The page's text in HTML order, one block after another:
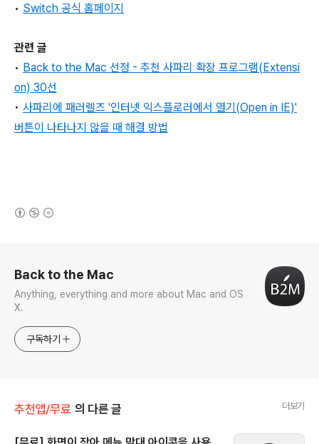
• Switch 공식 홈페이지
관련 글
• Back to the Mac 선정 - 추천 사파리 확장 프로그램(Extensi
on) 30선
• 사파리에 패러렐즈 '인터넷 익스플로러에서 열기(Open in IE)'
버튼이 나타나지 않을 때 해결 방법
Back to the Mac
Anything, everything and more about Mac and OS
X.
구독하기
추천앱/무료 의 다른 글 더보기